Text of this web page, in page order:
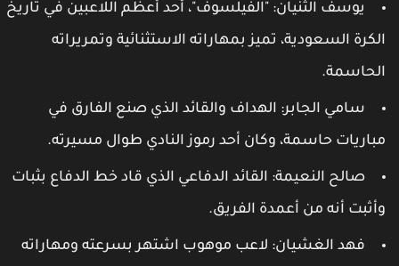
يوسف الثنيان: "الفيلسوف"، أحد أعظم اللاعبين في تاريخ
السعودية، تميز بمهاراته الاستثنائية وتمريراته
سامي الجابر: الهداف والقائد الذي صنع الفارق في
حاسمة، وكان أحد رموز النادي طوال مسيرته.
صالح النعيمة: القائد الدفاعي الذي قاد خط الدفاع بثبات
أنه من أعمدة الفريق.
فهد الغشيان: لاعب موهوب اشتهر بسرعته ومهاراته